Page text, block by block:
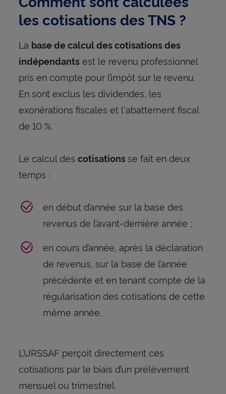
les cotisations des TNS ?
La base de calcul des cotisations des
indépendantsest le revenu professionnel
pris en compte pour l’impôt sur le revenu.
En sont exclus les dividendes, les
exonérations fiscales et l'abattement fiscal
de 10 %.
Le calcul des cotisations se fait en deux
temps :
en début d’année sur la base des
revenus de l’avant-dernière année ;
en cours d’année, après la déclaration
de revenus, sur la base de l’année
précédente et en tenant compte de la
régularisation des cotisations de cette
même année.
L’URSSAF perçoit directement ces
cotisations par le biais d’un prélèvement
mensuel ou trimestriel.